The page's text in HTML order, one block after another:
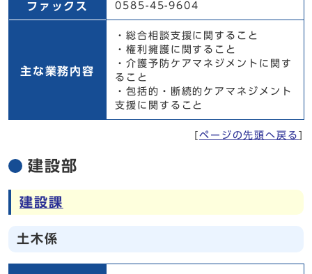
ファックス 0585-45-9604
主な業務内容
・総合相談支援に関すること
・権利擁護に関すること
・介護予防ケアマネジメントに関す
ること
・包括的・断続的ケアマネジメント
支援に関すること
ページの先頭へ戻る
建設部
建設課
土木係